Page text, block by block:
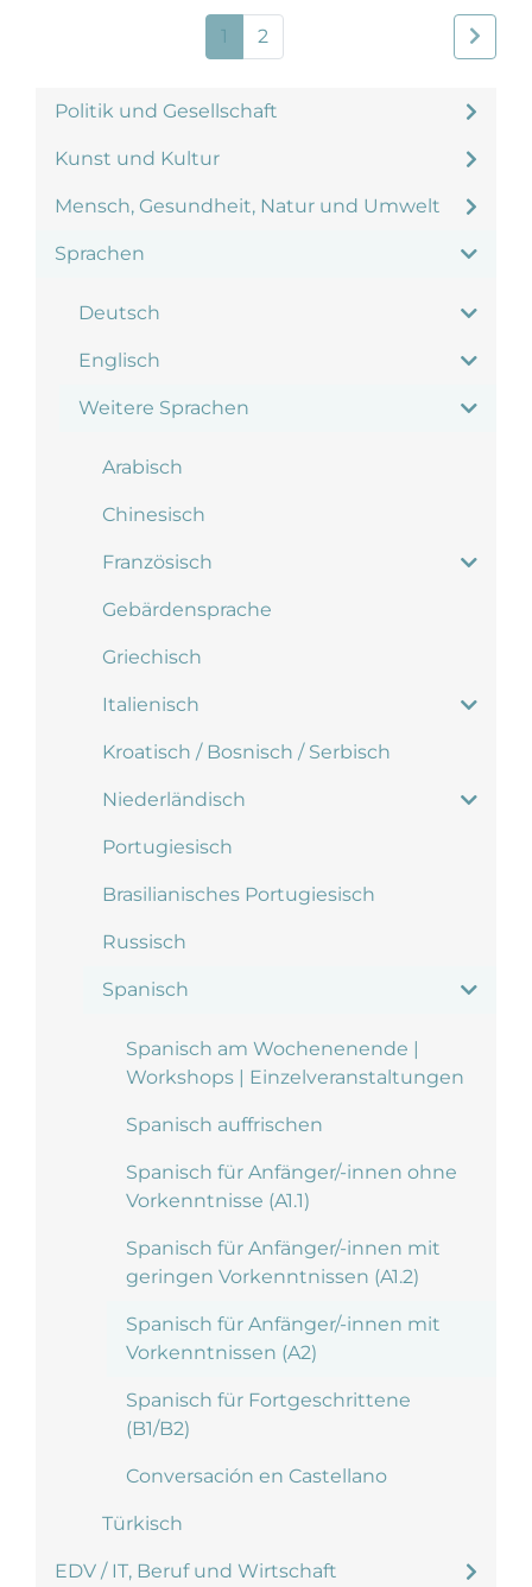
Politik und Gesellschaft
Kunst und Kultur
Mensch, Gesundheit, Natur und Umwelt
Sprachen
Deutsch
Englisch
Weitere Sprachen
Arabisch
Chinesisch
Französisch
Gebärdensprache
Griechisch
Italienisch
Kroatisch / Bosnisch / Serbisch
Niederländisch
Portugiesisch
Brasilianisches Portugiesisch
Russisch
Spanisch
Spanisch am Wochenenende |
Workshops | Einzelveranstaltungen
Spanisch auffrischen
Spanisch für Anfänger/-innen ohne
Vorkenntnisse (A1.1)
Spanisch für Anfänger/-innen mit
geringen Vorkenntnissen (A1.2)
Spanisch für Anfänger/-innen mit
Vorkenntnissen (A2)
Spanisch für Fortgeschrittene
(B1/B2)
Conversación en Castellano
Türkisch
EDV / IT, Beruf und Wirtschaft
1 2